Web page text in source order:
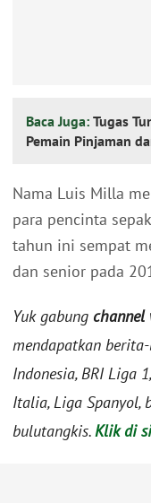
Baca Juga: Tugas
Pemain Pinjaman
Nama Luis Milla
para pencinta
tahun ini sempat
dan senior pada
Yuk gabung channel
mendapatkan
Indonesia, BRI Liga
Italia, Liga Spanyol,
bulutangkis.Klik di